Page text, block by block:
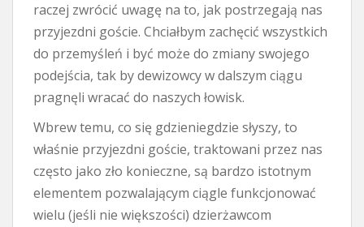
raczej zwrócić uwagę na to, jak postrzegają nas
przyjezdni goście. Chciałbym zachęcić wszystkich
do przemyśleń i być może do zmiany swojego
podejścia, tak by dewizowcy w dalszym ciągu
pragnęli wracać do naszych łowisk.
Wbrew temu, co się gdzieniegdzie słyszy, to
właśnie przyjezdni goście, traktowani przez nas
często jako zło konieczne, są bardzo istotnym
elementem pozwalającym ciągle funkcjonować
wielu (jeśli nie większości) dzierżawcom